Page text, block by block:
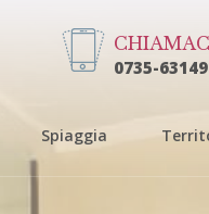
0735-
Spiaggia